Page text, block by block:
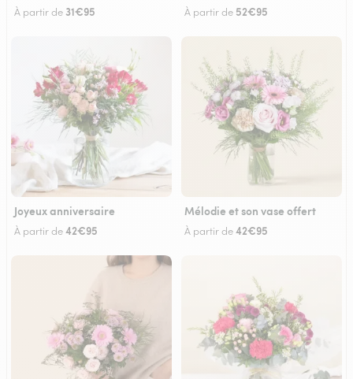
À partir de 31€95 À partir de 52€95
Joyeux anniversaire
À partir de42€95
Mélodie et son vase offert
À partir de42€95